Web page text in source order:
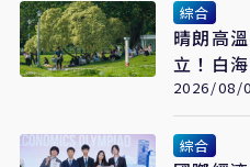
綜合
晴朗高
立！白
2026/08/
綜合